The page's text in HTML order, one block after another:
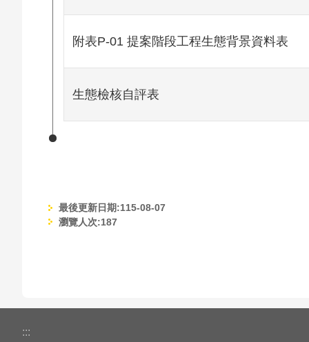
附表P-01 提案階段工程生態背景資料表
生態檢核自評表
最後更新日期:115-08-07
瀏覽人次:187
:::